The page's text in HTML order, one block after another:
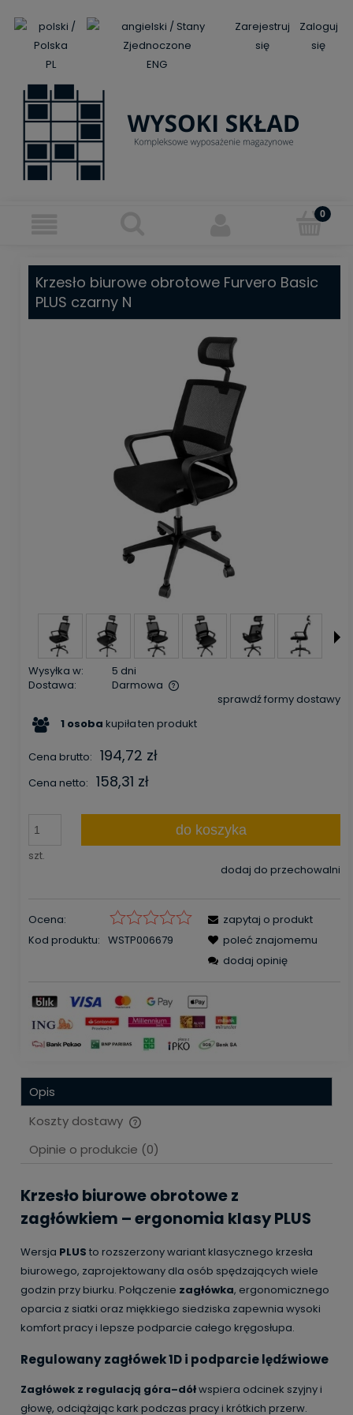
PL ENG
Zarejestruj
się
Zaloguj
się
Krzesło biurowe obrotowe Furvero Basic
PLUS czarny N
Wysyłka w:
5 dni
Dostawa:
Darmowa
Cena nie zawiera ewentualnych kosztów płatności
sprawdź formy dostawy
1 osoba kupiłaten produkt
Cena brutto: 194,72 zł
Cena netto: 158,31 zł
szt.
do koszyka
dodaj do przechowalni
Ocena:
Kod produktu: WSTP006679
zapytaj o produkt
poleć znajomemu
dodaj opinię
Opis
Koszty dostawy
Cena nie zawiera ewentualnych kosztów płatności
Opinie o produkcie (0)
Krzesło biurowe obrotowe z
zagłówkiem – ergonomia klasy PLUS
Wersja PLUS to rozszerzony wariant klasycznego krzesła
biurowego, zaprojektowany dla osób spędzających wiele
godzin przy biurku. Połączenie zagłówka, ergonomicznego
oparcia z siatki oraz miękkiego siedziska zapewnia wysoki
komfort pracy i lepsze podparcie całego kręgosłupa.
Regulowany zagłówek 1D i podparcie lędźwiowe
Zagłówek z regulacją góra–dółwspiera odcinek szyjny i
głowę, odciążając kark podczas pracy i krótkich przerw.